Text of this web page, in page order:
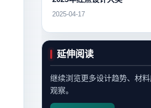
2025-04-17
延伸阅读
继续浏览更多设计趋势、材
观察。